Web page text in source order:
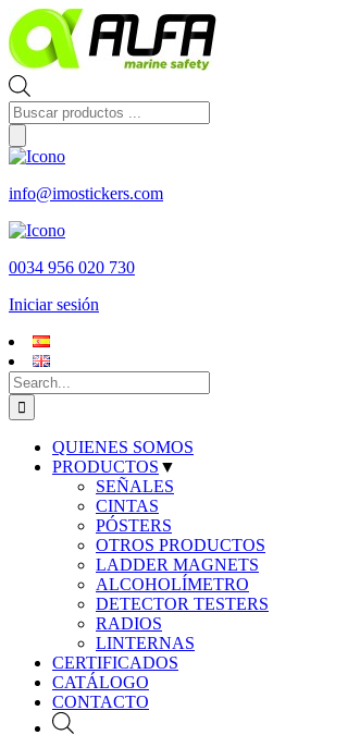
Skip
to
content
Búsqueda
de
productos
info@imostickers.com
0034 956 020 730
Iniciar sesión
Search
for:
QUIENES SOMOS
PRODUCTOS ▼
SEÑALES
CINTAS
PÓSTERS
OTROS PRODUCTOS
LADDER MAGNETS
ALCOHOLÍMETRO
DETECTOR TESTERS
RADIOS
LINTERNAS
CERTIFICADOS
CATÁLOGO
CONTACTO